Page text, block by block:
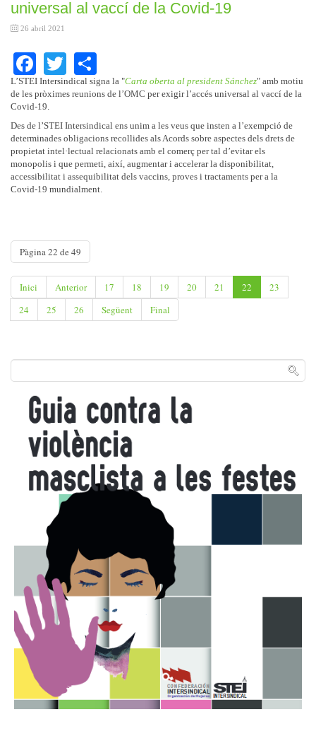
universal al vaccí de la Covid-19
26 abril 2021
Facebook
Twitter
L’STEI Intersindical signa la "Carta oberta al president Sánchez" amb motiu
de les pròximes reunions de l’OMC per exigir l’accés universal al vaccí de la
Covid-19.
Des de l’STEI Intersindical ens unim a les veus que insten a l’exempció de
determinades obligacions recollides als Acords sobre aspectes dels drets de
propietat intel·lectual relacionats amb el comerç per tal d’evitar els
monopolis i que permeti, així, augmentar i accelerar la disponibilitat,
accessibilitat i assequibilitat dels vaccins, proves i tractaments per a la
Covid-19 mundialment.
Pàgina 22 de 49
Inici Anterior 17 18 19 20 21 22
23
24
25 26 Següent Final